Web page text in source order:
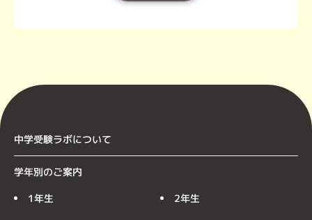
中学受験ラボについて
学年別のご案内
1年生 2年生